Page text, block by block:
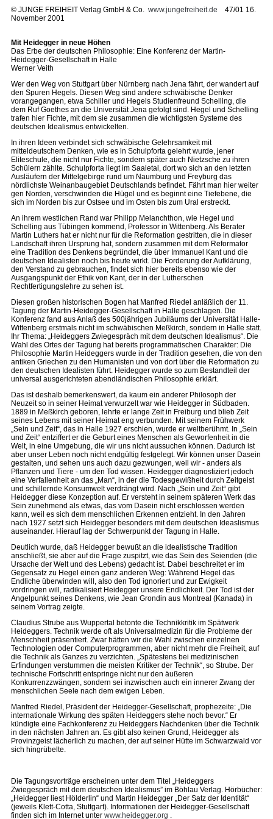
© JUNGE FREIHEIT Verlag GmbH & Co. www.jungefreiheit.de 47/01 16.
November 2001
Mit Heidegger in neue Höhen
Das Erbe der deutschen Philosophie: Eine Konferenz der Martin-
Heidegger-Gesellschaft in Halle
Werner Veith
Wer den Weg von Stuttgart über Nürnberg nach Jena fährt, der wandert auf
den Spuren Hegels. Diesen Weg sind andere schwäbische Denker
vorangegangen, etwa Schiller und Hegels Studienfreund Schelling, die
dem Ruf Goethes an die Universität Jena gefolgt sind. Hegel und Schelling
trafen hier Fichte, mit dem sie zusammen die wichtigsten Systeme des
deutschen Idealismus entwickelten.
In ihren Ideen verbindet sich schwäbische Gelehrsamkeit mit
mitteldeutschem Denken, wie es in Schulpforta gelehrt wurde, jener
Eliteschule, die nicht nur Fichte, sondern später auch Nietzsche zu ihren
Schülern zählte. Schulpforta liegt im Saaletal, dort wo sich an den letzten
Ausläufern der Mittelgebirge rund um Naumburg und Freyburg das
nördlichste Weinanbaugebiet Deutschlands befindet. Fährt man hier weiter
gen Norden, verschwinden die Hügel und es beginnt eine Tiefebene, die
sich im Norden bis zur Ostsee und im Osten bis zum Ural erstreckt.
An ihrem westlichen Rand war Philipp Melanchthon, wie Hegel und
Schelling aus Tübingen kommend, Professor in Wittenberg. Als Berater
Martin Luthers hat er nicht nur für die Reformation gestritten, die in dieser
Landschaft ihren Ursprung hat, sondern zusammen mit dem Reformator
eine Tradition des Denkens begründet, die über Immanuel Kant und die
deutschen Idealisten noch bis heute wirkt. Die Forderung der Aufklärung,
den Verstand zu gebrauchen, findet sich hier bereits ebenso wie der
Ausgangspunkt der Ethik von Kant, der in der Lutherschen
Rechtfertigungslehre zu sehen ist.
Diesen großen historischen Bogen hat Manfred Riedel anläßlich der 11.
Tagung der Martin-Heidegger-Gesellschaft in Halle geschlagen. Die
Konferenz fand aus Anlaß des 500jährigen Jubiläums der Universität Halle-
Wittenberg erstmals nicht im schwäbischen Meßkirch, sondern in Halle statt.
Ihr Thema: „Heideggers Zwiegespräch mit dem deutschen Idealismus“. Die
Wahl des Ortes der Tagung hat bereits programmatischen Charakter: Die
Philosophie Martin Heideggers wurde in der Tradition gesehen, die von den
antiken Griechen zu den Humanisten und von dort über die Reformation zu
den deutschen Idealisten führt. Heidegger wurde so zum Bestandteil der
universal ausgerichteten abendländischen Philosophie erklärt.
Das ist deshalb bemerkenswert, da kaum ein anderer Philosoph der
Neuzeit so in seiner Heimat verwurzelt war wie Heidegger in Südbaden.
1889 in Meßkirch geboren, lehrte er lange Zeit in Freiburg und blieb Zeit
seines Lebens mit seiner Heimat eng verbunden. Mit seinem Frühwerk
„Sein und Zeit“, das in Halle 1927 erschien, wurde er weltberühmt. In „Sein
und Zeit“ entziffert er die Geburt eines Menschen als Geworfenheit in die
Welt, in eine Umgebung, die wir uns nicht aussuchen können. Dadurch ist
aber unser Leben noch nicht endgültig festgelegt. Wir können unser Dasein
gestalten, und sehen uns auch dazu gezwungen, weil wir - anders als
Pflanzen und Tiere - um den Tod wissen. Heidegger diagnostiziert jedoch
eine Verfallenheit an das „Man“, in der die Todesgewißheit durch Zeitgeist
und schillernde Konsumwelt verdrängt wird. Nach „Sein und Zeit“ gibt
Heidegger diese Konzeption auf. Er versteht in seinem späteren Werk das
Sein zunehmend als etwas, das vom Dasein nicht erschlossen werden
kann, weil es sich dem menschlichen Erkennen entzieht. In den Jahren
nach 1927 setzt sich Heidegger besonders mit dem deutschen Ideaslismus
auseinander. Hierauf lag der Schwerpunkt der Tagung in Halle.
Deutlich wurde, daß Heidegger bewußt an die idealistische Tradition
anschließt, sie aber auf die Frage zuspitzt, wie das Sein des Seienden (die
Ursache der Welt und des Lebens) gedacht ist. Dabei beschreitet er im
Gegensatz zu Hegel einen ganz anderen Weg: Während Hegel das
Endliche überwinden will, also den Tod ignoriert und zur Ewigkeit
vordringen will, radikalisiert Heidegger unsere Endlichkeit. Der Tod ist der
Angelpunkt seines Denkens, wie Jean Grondin aus Montreal (Kanada) in
seinem Vortrag zeigte.
Claudius Strube aus Wuppertal betonte die Technikkritik im Spätwerk
Heideggers. Technik werde oft als Universalmedizin für die Probleme der
Menschheit präsentiert. Zwar hätten wir die Wahl zwischen einzelnen
Technologien oder Computerprogrammen, aber nicht mehr die Freiheit, auf
die Technik als Ganzes zu verzichten. „Spätestens bei medizinischen
Erfindungen verstummen die meisten Kritiker der Technik“, so Strube. Der
technische Fortschritt entspringe nicht nur den äußeren
Konkurrenzzwängen, sondern sei inzwischen auch ein innerer Zwang der
menschlichen Seele nach dem ewigen Leben.
Manfred Riedel, Präsident der Heidegger-Gesellschaft, prophezeite: „Die
internationale Wirkung des späten Heideggers stehe noch bevor.“ Er
kündigte eine Fachkonferenz zu Heideggers Nachdenken über die Technik
in den nächsten Jahren an. Es gibt also keinen Grund, Heidegger als
Provinzgeist lächerlich zu machen, der auf seiner Hütte im Schwarzwald vor
sich hingrübelte.
Die Tagungsvorträge erscheinen unter dem Titel „Heideggers
Zwiegespräch mit dem deutschen Idealismus” im Böhlau Verlag. Hörbücher:
„Heidegger liest Hölderlin“ und Martin Heidegger „Der Satz der Identität“
(jeweils Klett-Cotta, Stuttgart). Informationen der Heidegger-Gesellschaft
finden sich im Internet unter www.heidegger.org .